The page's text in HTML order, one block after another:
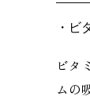
・ビ
ビタ
ムの